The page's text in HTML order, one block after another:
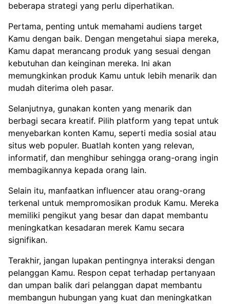
beberapa strategi yang perlu diperhatikan.
Pertama, penting untuk memahami audiens target
Kamu dengan baik. Dengan mengetahui siapa mereka,
Kamu dapat merancang produk yang sesuai dengan
kebutuhan dan keinginan mereka. Ini akan
memungkinkan produk Kamu untuk lebih menarik dan
mudah diterima oleh pasar.
Selanjutnya, gunakan konten yang menarik dan
berbagi secara kreatif. Pilih platform yang tepat untuk
menyebarkan konten Kamu, seperti media sosial atau
situs web populer. Buatlah konten yang relevan,
informatif, dan menghibur sehingga orang-orang ingin
membagikannya kepada orang lain.
Selain itu, manfaatkan influencer atau orang-orang
terkenal untuk mempromosikan produk Kamu. Mereka
memiliki pengikut yang besar dan dapat membantu
meningkatkan kesadaran merek Kamu secara
signifikan.
Terakhir, jangan lupakan pentingnya interaksi dengan
pelanggan Kamu. Respon cepat terhadap pertanyaan
dan umpan balik dari pelanggan dapat membantu
membangun hubungan yang kuat dan meningkatkan